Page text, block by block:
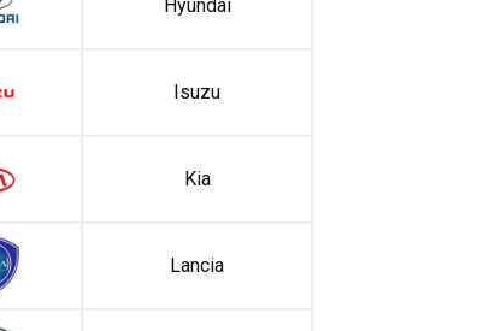
Hyundai
Isuzu
Kia
Lancia